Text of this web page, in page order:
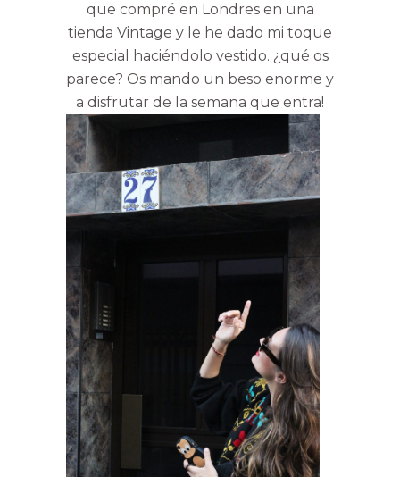
que compré en Londres en una
tienda Vintage y le he dado mi toque
especial haciéndolo vestido. ¿qué os
parece? Os mando un beso enorme y
a disfrutar de la semana que entra!